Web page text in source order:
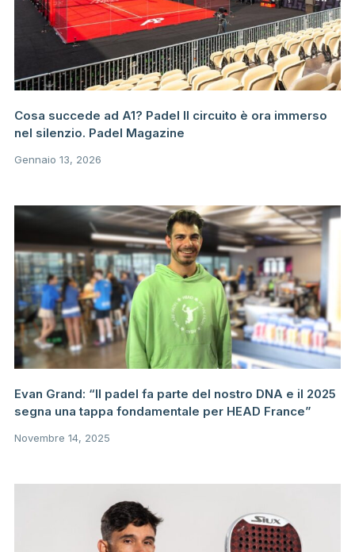
Cosa succede ad A1? Padel Il circuito è ora immerso
nel silenzio. Padel Magazine
Gennaio 13, 2026
Evan Grand: “Il padel fa parte del nostro DNA e il 2025
segna una tappa fondamentale per HEAD France”
Novembre 14, 2025